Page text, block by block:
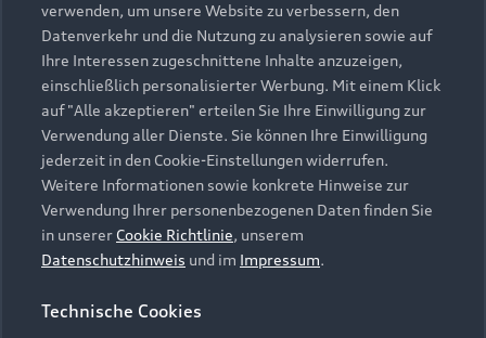
Modelle vergleichen
Elektromodelle
Plug-in-Hybride
Neuwagensuche
Gebrauchtwagensuche
Gebrauchtwagen
Finanzierung
Aktionen & Angebote
Geschäftskunden
Service & Zubehör
Saisonale Angebote
Audi Services
Garantie
Audi digital services
myAudi
Support
Kundenservice
Händlersuche
Audi Code
Über Audi
Unternehmen
Karriere
Investor Relations
verwenden, um unsere Website zu verbessern, den
Datenverkehr und die Nutzung zu analysieren sowie auf
Ihre Interessen zugeschnittene Inhalte anzuzeigen,
einschließlich personalisierter Werbung. Mit einem Klick
auf "Alle akzeptieren" erteilen Sie Ihre Einwilligung zur
Verwendung aller Dienste. Sie können Ihre Einwilligung
jederzeit in den Cookie-Einstellungen widerrufen.
Weitere Informationen sowie konkrete Hinweise zur
Verwendung Ihrer personenbezogenen Daten finden Sie
in unserer Cookie Richtlinie, unserem
Datenschutzhinweis und im Impressum.
Technische Cookies